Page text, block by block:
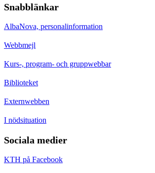
Snabblänkar
AlbaNova, personalinformation
Webbmejl
Kurs-, program- och gruppwebbar
Biblioteket
Externwebben
I nödsituation
Sociala medier
KTH på Facebook